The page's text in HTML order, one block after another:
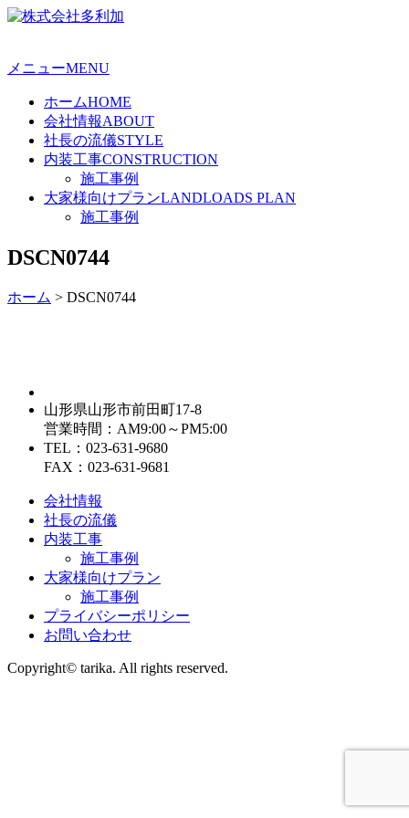
メニューMENU
ホームHOME
会社情報ABOUT
社長の流儀STYLE
内装工事CONSTRUCTION
施工事例
大家様向けプランLANDLOADS PLAN
施工事例
DSCN0744
ホーム > DSCN0744
山形県山形市前田町17-8
営業時間：AM9:00～PM5:00
TEL：023-631-9680
FAX：023-631-9681
会社情報
社長の流儀
内装工事
施工事例
大家様向けプラン
施工事例
プライバシーポリシー
お問い合わせ
Copyright© tarika. All rights reserved.